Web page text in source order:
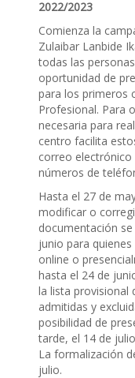
2022/2023
Comienza la
Zulaibar Lanbide
todas las
oportunidad de
para los primeros
Profesional. Para
necesaria para
centro facilita
correo electrónico
números de
Hasta el 27 de
modificar o
documentación
junio para
online o
hasta el 24 de
la lista provisional
admitidas y
posibilidad de
tarde, el 14 de
La formalización
julio.